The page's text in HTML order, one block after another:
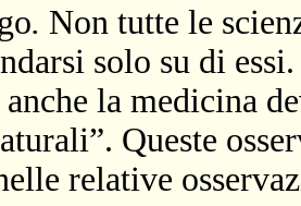
. Non tutte le
solo su di
anche la medicina
Queste
relative